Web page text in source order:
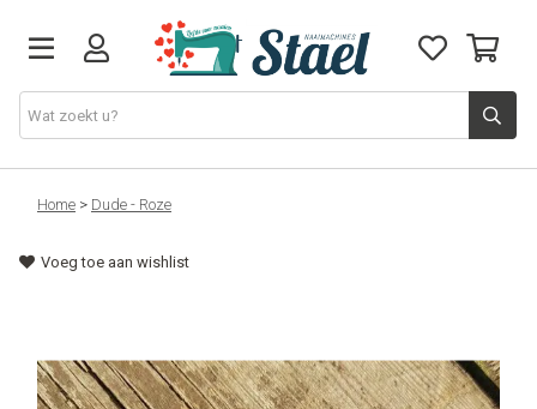
Machines
Accessoires
Stoffen
Home > Dude - Roze
Voeg toe aan wishlist